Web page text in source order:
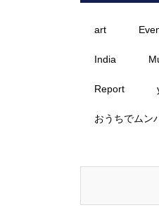
art
India
Report
おうちでムン